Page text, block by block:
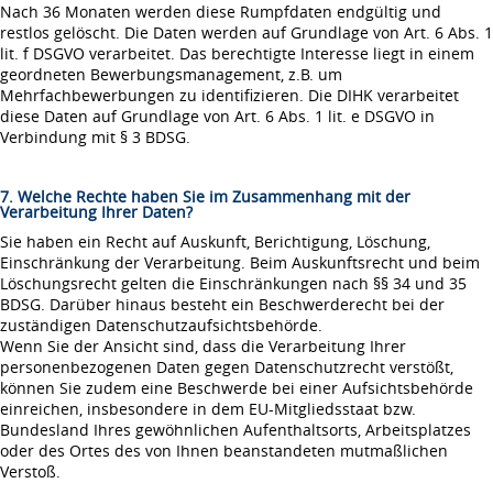
Nach 36 Monaten werden diese Rumpfdaten endgültig und
restlos gelöscht. Die Daten werden auf Grundlage von Art. 6 Abs. 1
lit. f DSGVO verarbeitet. Das berechtigte Interesse liegt in einem
geordneten Bewerbungsmanagement, z.B. um
Mehrfachbewerbungen zu identifizieren. Die DIHK verarbeitet
diese Daten auf Grundlage von Art. 6 Abs. 1 lit. e DSGVO in
Verbindung mit § 3 BDSG.
7. Welche Rechte haben Sie im Zusammenhang mit der
Verarbeitung Ihrer Daten?
Sie haben ein Recht auf Auskunft, Berichtigung, Löschung,
Einschränkung der Verarbeitung. Beim Auskunftsrecht und beim
Löschungsrecht gelten die Einschränkungen nach §§ 34 und 35
BDSG. Darüber hinaus besteht ein Beschwerderecht bei der
zuständigen Datenschutzaufsichtsbehörde.
Wenn Sie der Ansicht sind, dass die Verarbeitung Ihrer
personenbezogenen Daten gegen Datenschutzrecht verstößt,
können Sie zudem eine Beschwerde bei einer Aufsichtsbehörde
einreichen, insbesondere in dem EU-Mitgliedsstaat bzw.
Bundesland Ihres gewöhnlichen Aufenthaltsorts, Arbeitsplatzes
oder des Ortes des von Ihnen beanstandeten mutmaßlichen
Verstoß.